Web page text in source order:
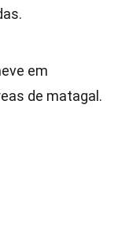
em
de matagal.